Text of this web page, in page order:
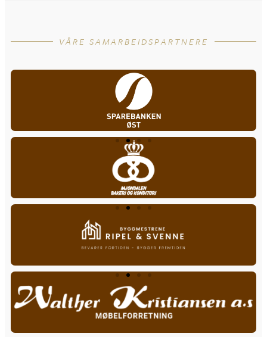
VÅRE SAMARBEIDSPARTNERE